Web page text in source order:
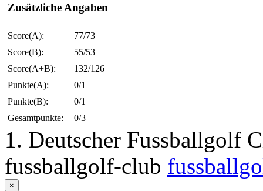
Zusätzliche Angaben
Score(A):
77/73
Score(B):
55/53
Score(A+B):
132/126
Punkte(A):
0/1
Punkte(B):
0/1
Gesamtpunkte:
0/3
1. Deutscher Fussballgolf
fussballgolf-club
×